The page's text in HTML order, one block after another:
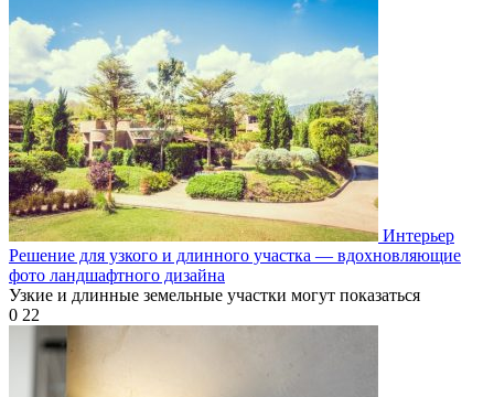
Интерьер
Решение для узкого и длинного участка — вдохновляющие
фото ландшафтного дизайна
Узкие и длинные земельные участки могут показаться
0 22